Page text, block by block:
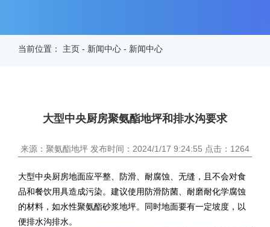
当前位置： 主页 - 新闻中心 - 新闻中心
大型中央厨房聚氨酯地坪和排水沟要求
来源：聚氨酯地坪 发布时间：2024/1/17 9:24:55 点击：1264
大型中央厨房地面应平整、防滑、耐腐蚀、无缝，且不会对食
品和餐饮用具造成污染。建议使用防滑防菌、耐磨耐化学腐蚀
的材料，如水性聚氨酯砂浆地坪。同时地面要有一定坡度，以
便排水沟排水。